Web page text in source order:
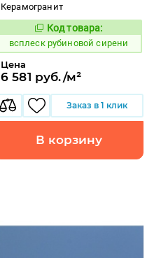
Керамогранит
244339
Код товара:
всплеск рубиновой сирени
Цена
6 581 руб./м²
Заказ в 1 клик
В корзину